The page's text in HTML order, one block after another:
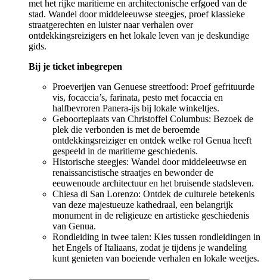
met het rijke maritieme en architectonische erfgoed van de
stad. Wandel door middeleeuwse steegjes, proef klassieke
straatgerechten en luister naar verhalen over
ontdekkingsreizigers en het lokale leven van je deskundige
gids.
Bij je ticket inbegrepen
Proeverijen van Genuese streetfood: Proef gefrituurde
vis, focaccia’s, farinata, pesto met focaccia en
halfbevroren Panera-ijs bij lokale winkeltjes.
Geboorteplaats van Christoffel Columbus: Bezoek de
plek die verbonden is met de beroemde
ontdekkingsreiziger en ontdek welke rol Genua heeft
gespeeld in de maritieme geschiedenis.
Historische steegjes: Wandel door middeleeuwse en
renaissancistische straatjes en bewonder de
eeuwenoude architectuur en het bruisende stadsleven.
Chiesa di San Lorenzo: Ontdek de culturele betekenis
van deze majestueuze kathedraal, een belangrijk
monument in de religieuze en artistieke geschiedenis
van Genua.
Rondleiding in twee talen: Kies tussen rondleidingen in
het Engels of Italiaans, zodat je tijdens je wandeling
kunt genieten van boeiende verhalen en lokale weetjes.